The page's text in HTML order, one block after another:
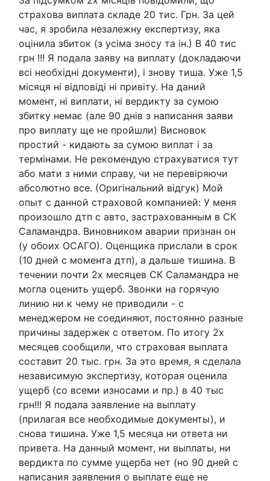
страхова виплата складе 20 тис. Грн. За цей
час, я зробила незалежну експертизу, яка
оцінила збиток (з усіма зносу та ін.) В 40 тис
грн !!! Я подала заяву на виплату (докладаючи
всі необхідні документи), і знову тиша. Уже 1,5
місяця ні відповіді ні привіту. На даний
момент, ні виплати, ні вердикту за сумою
збитку немає (але 90 днів з написання заяви
про виплату ще не пройшли) Висновок
простий - кидають за сумою виплат і за
термінами. Не рекомендую страхуватися тут
або мати з ними справу, чи не перевіряючи
абсолютно все. (Оригінальний відгук) Мой
опыт с данной страховой компанией: У меня
произошло дтп с авто, застрахованным в СК
Саламандра. Виновником аварии признан он
(у обоих ОСАГО). Оценщика прислали в срок
(10 дней с момента дтп), а дальше тишина. В
течении почти 2х месяцев СК Саламандра не
могла оценить ущерб. Звонки на горячую
линию ни к чему не приводили - с
менеджером не соединяют, постоянно разные
причины задержек с ответом. По итогу 2х
месяцев сообщили, что страховая выплата
составит 20 тыс. грн. За это время, я сделала
независимую экспертизу, которая оценила
ущерб (со всеми износами и пр.) в 40 тыс
грн!!! Я подала заявление на выплату
(прилагая все необходимые документы), и
снова тишина. Уже 1,5 месяца ни ответа ни
привета. На данный момент, ни выплаты, ни
вердикта по сумме ущерба нет (но 90 дней с
написания заявления о выплате еще не